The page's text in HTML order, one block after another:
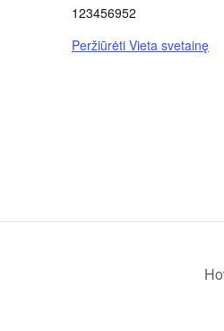
123456952
Peržiūrėti Vieta svetainę